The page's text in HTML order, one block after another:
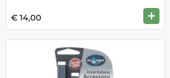
€ 14,00 +